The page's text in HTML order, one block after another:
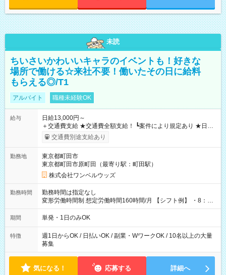
未読
ちいさいかわいいキャラのイベントも！好きな
場所で働ける☆来社不要！働いたその日に給料
もらえる◎/T1
アルバイト 職種未経験OK
給与
日給13,000円～
＋交通費支給 ★交通費全額支給！ ┗案件により規定あり ★日払
いOK！（規定あり） ┗働いたその日に現金GET♪ お仕事後はコ
ンビニATMから 日払い分を引き落とせます！ 【試用期間】試
交通費別途支給あり
勤務地
東京都町田市
東京都町田市原町田（最寄り駅：町田駅）
株式会社ワンベルウッズ
勤務時間
勤務時間は指定なし
変形労働時間制 想定労働時間160時間/月 【シフト例】 ・8：00
～21：00
期間 単発・1日のみOK
特徴
週1日からOK / 日払いOK / 副業・WワークOK / 10名以上の大量
募集
気になる！ 応募する 詳細へ